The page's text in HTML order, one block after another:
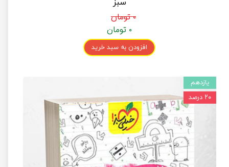
سبز
۰ تومان
۰ تومان
افزودن به سبد خرید
یازدهم
۲۰ درصد